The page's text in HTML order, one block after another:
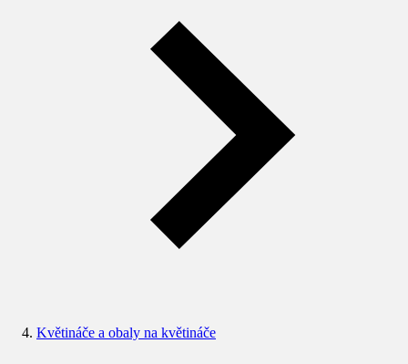
Květináče a obaly na květináče